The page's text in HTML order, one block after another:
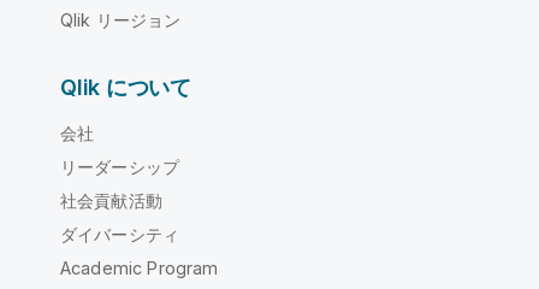
Qlik リージョン
Qlik について
会社
リーダーシップ
社会貢献活動
ダイバーシティ
Academic Program